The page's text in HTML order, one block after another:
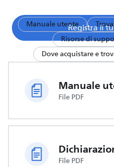
Registra il
Manuale utente
Risorse di
Dove acquistare e
Manuale
File PDF
File PDF